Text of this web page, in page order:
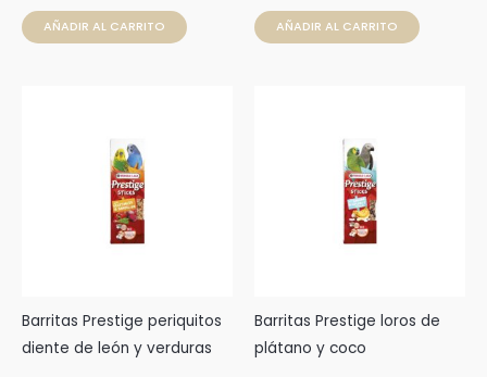
AÑADIR AL CARRITO AÑADIR AL CARRITO
Barritas Prestige periquitos
diente de león y verduras
Barritas Prestige loros de
plátano y coco